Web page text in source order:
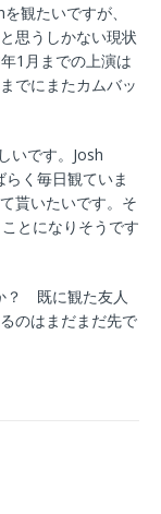
観たいですが、
思うしかない現状
1月までの上演は
でにまたカムバッ
いです。Josh
く毎日観ていま
貰いたいです。そ
とになりそうです
？ 既に観た友人
のはまだまだ先で